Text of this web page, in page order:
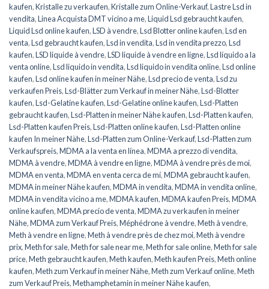
kaufen,Kristalle zu verkaufen,Kristalle zum Online-Verkauf,Lastre Lsd in
vendita,Linea Acquista DMT vicino a me,Liquid Lsd gebraucht kaufen,
Liquid Lsd online kaufen,LSD à vendre,Lsd Blotter online kaufen,Lsd en
venta,Lsd gebraucht kaufen,Lsd in vendita,Lsd in vendita prezzo,Lsd
kaufen,LSD liquide à vendre,LSD liquide à vendre en ligne,Lsd líquido a la
venta online,Lsd liquido in vendita,Lsd liquido in vendita online,Lsd online
kaufen,Lsd online kaufen in meiner Nähe,Lsd precio de venta,Lsd zu
verkaufen Preis,Lsd-Blätter zum Verkauf in meiner Nähe,Lsd-Blotter
kaufen,Lsd-Gelatine kaufen,Lsd-Gelatine online kaufen,Lsd-Platten
gebraucht kaufen,Lsd-Platten in meiner Nähe kaufen,Lsd-Platten kaufen,
Lsd-Platten kaufen Preis,Lsd-Platten online kaufen,Lsd-Platten online
kaufen In meiner Nähe,Lsd-Platten zum Online-Verkauf,Lsd-Platten zum
Verkaufspreis,MDMA a la venta en línea,MDMA a prezzo di vendita,
MDMA à vendre,MDMA à vendre en ligne,MDMA à vendre près de moi,
MDMA en venta,MDMA en venta cerca de mí,MDMA gebraucht kaufen,
MDMA in meiner Nähe kaufen,MDMA in vendita,MDMA in vendita online,
MDMA in vendita vicino a me,MDMA kaufen,MDMA kaufen Preis,MDMA
online kaufen,MDMA precio de venta,MDMA zu verkaufen in meiner
Nähe,MDMA zum Verkauf Preis,Méphédrone à vendre,Meth à vendre,
Meth à vendre en ligne,Meth à vendre près de chez moi,Meth à vendre
prix,Meth for sale,Meth for sale near me,Meth for sale online,Meth for sale
price,Meth gebraucht kaufen,Meth kaufen,Meth kaufen Preis,Meth online
kaufen,Meth zum Verkauf in meiner Nähe,Meth zum Verkauf online,Meth
zum Verkauf Preis,Methamphetamin in meiner Nähe kaufen,